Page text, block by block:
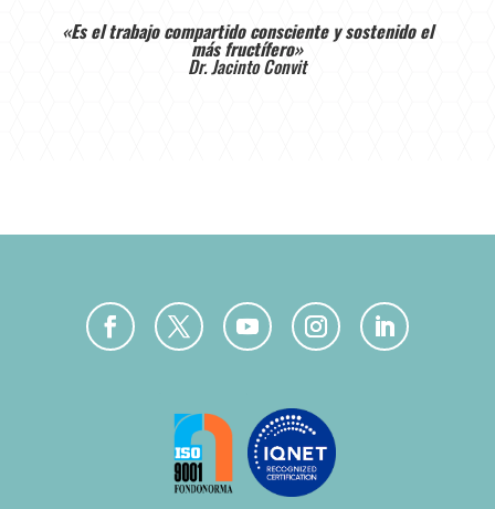
«Es el trabajo compartido consciente y sostenido el
más fructífero»
Dr. Jacinto Convit